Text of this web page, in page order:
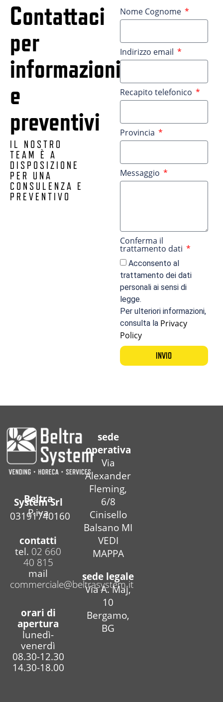
Contattaci
per
informazioni
e
preventivi
IL NOSTRO
TEAM È A
DISPOSIZIONE
PER UNA
CONSULENZA E
PREVENTIVO
Nome Cognome
Indirizzo email
Recapito telefonico
Provincia
Messaggio
Conferma il
trattamento dati
Acconsento al
trattamento dei dati
personali ai sensi di
legge.
Per ulteriori informazioni,
consulta la Privacy
Policy
INVIO
Beltra
System Srl
P.iva
03191740160
contatti
tel. 02 660
40 815
mail
commerciale@beltrasystem.it
orari di
apertura
lunedì-
venerdì
08.30-12.30
14.30-18.00
sede
operativa
Via
Alexander
Fleming,
6/8
Cinisello
Balsano MI
VEDI
MAPPA
sede legale
Via A. Maj,
10
Bergamo,
BG